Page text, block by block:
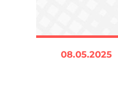
08.05.2025